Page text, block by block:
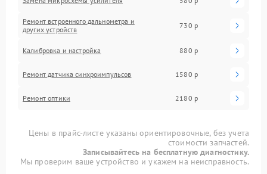
Ремонт встроенного дальнометра и
других устройств
730 р
Калибровка и настройка 880 р
Ремонт датчика синхроимпульсов 1580 р
Ремонт оптики 2180 р
Цены в прайс-листе указаны ориентировочные, без учета
стоимости запчастей.
Записывайтесь на бесплатную диагностику.
Мы проверим ваше устройство и укажем на неисправность.